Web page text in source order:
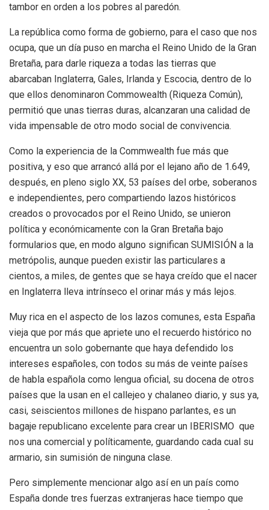
tambor en orden a los pobres al paredón.
La república como forma de gobierno, para el caso que nos
ocupa, que un día puso en marcha el Reino Unido de la Gran
Bretaña, para darle riqueza a todas las tierras que
abarcaban Inglaterra, Gales, Irlanda y Escocia, dentro de lo
que ellos denominaron Commowealth (Riqueza Común),
permitió que unas tierras duras, alcanzaran una calidad de
vida impensable de otro modo social de convivencia.
Como la experiencia de la Commwealth fue más que
positiva, y eso que arrancó allá por el lejano año de 1.649,
después, en pleno siglo XX, 53 países del orbe, soberanos
e independientes, pero compartiendo lazos históricos
creados o provocados por el Reino Unido, se unieron
política y económicamente con la Gran Bretaña bajo
formularios que, en modo alguno significan SUMISIÓN a la
metrópolis, aunque pueden existir las particulares a
cientos, a miles, de gentes que se haya creído que el nacer
en Inglaterra lleva intrínseco el orinar más y más lejos.
Muy rica en el aspecto de los lazos comunes, esta España
vieja que por más que apriete uno el recuerdo histórico no
encuentra un solo gobernante que haya defendido los
intereses españoles, con todos su más de veinte países
de habla española como lengua oficial, su docena de otros
países que la usan en el callejeo y chalaneo diario, y sus ya,
casi, seiscientos millones de hispano parlantes, es un
bagaje republicano excelente para crear un IBERISMO que
nos una comercial y políticamente, guardando cada cual su
armario, sin sumisión de ninguna clase.
Pero simplemente mencionar algo así en un país como
España donde tres fuerzas extranjeras hace tiempo que